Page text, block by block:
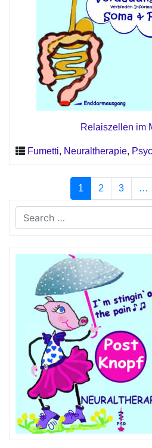
Relaiszellen im
Fumetti, Neuraltherapie,
1 2 3 …